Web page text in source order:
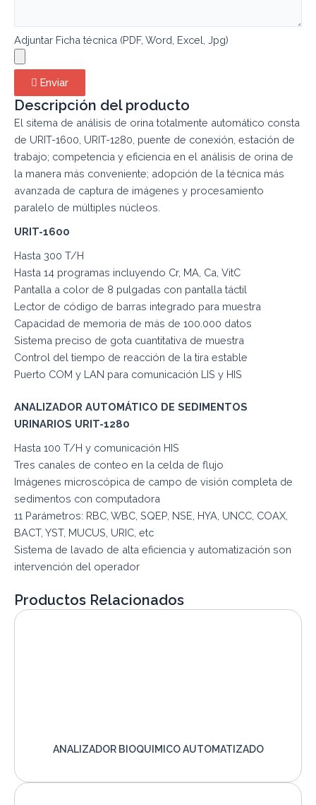
Adjuntar Ficha técnica (PDF, Word, Excel, Jpg)
Enviar
Descripción del producto
El sitema de análisis de orina totalmente automático consta
de URIT-1600, URIT-1280, puente de conexión, estación de
trabajo; competencia y eficiencia en el análisis de orina de
la manera más conveniente; adopción de la técnica más
avanzada de captura de imágenes y procesamiento
paralelo de múltiples núcleos.
URIT-1600
Hasta 300 T/H
Hasta 14 programas incluyendo Cr, MA, Ca, VitC
Pantalla a color de 8 pulgadas con pantalla táctil
Lector de código de barras integrado para muestra
Capacidad de memoria de más de 100.000 datos
Sistema preciso de gota cuantitativa de muestra
Control del tiempo de reacción de la tira estable
Puerto COM y LAN para comunicación LIS y HIS
ANALIZADOR AUTOMÁTICO DE SEDIMENTOS
URINARIOS URIT-1280
Hasta 100 T/H y comunicación HIS
Tres canales de conteo en la celda de flujo
Imágenes microscópica de campo de visión completa de
sedimentos con computadora
11 Parámetros: RBC, WBC, SQEP, NSE, HYA, UNCC, COAX,
BACT, YST, MUCUS, URIC, etc
Sistema de lavado de alta eficiencia y automatización son
intervención del operador
Productos Relacionados
ANALIZADOR BIOQUIMICO AUTOMATIZADO